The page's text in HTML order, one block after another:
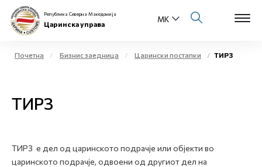
Бизнис заедница
Република Северна Македонија
Царинска управа
Почетна Бизнис заедница Царински постапки ТИРЗ
ТИРЗ
ТИРЗ е дел од царинското подрачје или објекти во
царинското подрачје, одвоени од другиот дел на